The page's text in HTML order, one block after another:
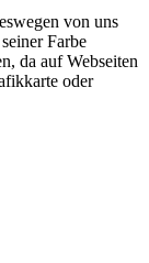
von uns
Farbe
da auf Webseiten
oder